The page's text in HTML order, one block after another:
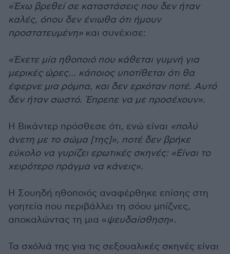
«Έχω βρεθεί σε καταστάσεις που δεν ήταν
καλές, όπου δεν ένιωθα ότι ήμουν
προστατευμένη» και συνέχισε:
«Έχετε μία ηθοποιό που κάθεται γυμνή για
μερικές ώρες… κάποιος υποτίθεται ότι θα
έφερνε μια ρόμπα, και δεν ερχόταν ποτέ. Αυτό
δεν ήταν σωστό. Έπρεπε να με προσέχουν».
Η Βικάντερ πρόσθεσε ότι, ενώ είναι «πολύ
άνετη με το σώμα [της]», ποτέ δεν βρήκε
εύκολο να γυρίζει ερωτικές σκηνές: «Είναι το
χειρότερο πράγμα να κάνεις».
Η Σουηδή ηθοποιός αναφέρθηκε επίσης στη
γοητεία που περιβάλλει τη σόου μπίζνες,
αποκαλώντας τη μια «ψευδαίσθηση».
Τα σχόλιά της για τις σεξουαλικές σκηνές είναι